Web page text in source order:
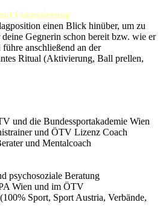
Fokussierung
einen Blick hinüber, um zu
Gegnerin schon bereit bzw. wie er
anschließend an der
Ritual (Aktivierung, Ball prellen,
und die Bundessportakademie Wien
und ÖTV Lizenz Coach
und Mentalcoach
psychosoziale Beratung
Wien und im ÖTV
Sport, Sport Austria, Verbände,